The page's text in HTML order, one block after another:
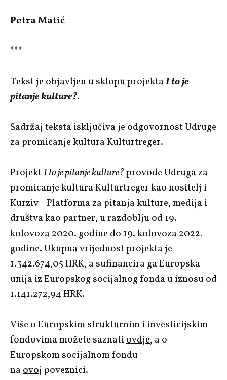
Petra Matić
***
Tekst je objavljen u sklopu projektaI to je
pitanje kulture?.
Sadržaj teksta isključiva je odgovornost Udruge
za promicanje kultura Kulturtreger.
ProjektI to je pitanje kulture?provode Udruga za
promicanje kultura Kulturtreger kao nositelj i
Kurziv - Platforma za pitanja kulture, medija i
društva kao partner, u razdoblju od 19.
kolovoza 2020. godine do 19. kolovoza 2022.
godine. Ukupna vrijednost projekta je
1.342.674,05 HRK, a sufinancira ga Europska
unija iz Europskog socijalnog fonda u iznosu od
1.141.272,94 HRK.
Više o Europskim strukturnim i investicijskim
fondovima možete saznatiovdje, a o
Europskom socijalnom fondu
naovoj poveznici.